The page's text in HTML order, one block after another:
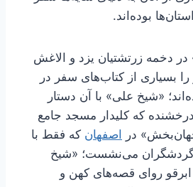
بوده‌اند.
در دخمه زرتشتیان یزد و الاغش
بسیاری از کتاب‌های سفر در
«شیخ علی» با آن دستار
که کلیدار مسجد جامع
در اصفهان که فقط با
گردشگران می‌نشست؛ «شیخ
روای قصه‌های کهن و